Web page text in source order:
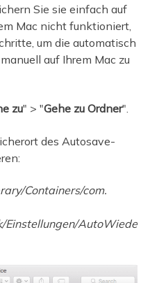
Sie sie einfach auf
Mac nicht funktioniert,
um die automatisch
auf Ihrem Mac zu
zu" > "Gehe zu Ordner".
des Autosave-
Containers/com.
AutoWiede